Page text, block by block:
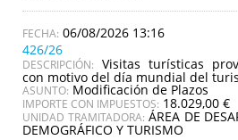
06/08/2026 13:16
426/26
DESCRIPCIÓN: Visitas turísticas
con motivo del día mundial del
ASUNTO: Modificación de Plazos
IMPORTE CON IMPUESTOS: 18.029,00 €
UNIDAD TRAMITADORA: ÁREA DE
DEMOGRÁFICO Y TURISMO